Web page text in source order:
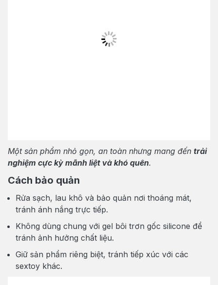
Một sản phẩm nhỏ gọn, an toàn nhưng mang đến trải
nghiệm cực kỳ mãnh liệt và khó quên.
Cách bảo quản
Rửa sạch, lau khô và bảo quản nơi thoáng mát,
tránh ánh nắng trực tiếp.
Không dùng chung với gel bôi trơn gốc silicone để
tránh ảnh hưởng chất liệu.
Giữ sản phẩm riêng biệt, tránh tiếp xúc với các
sextoy khác.